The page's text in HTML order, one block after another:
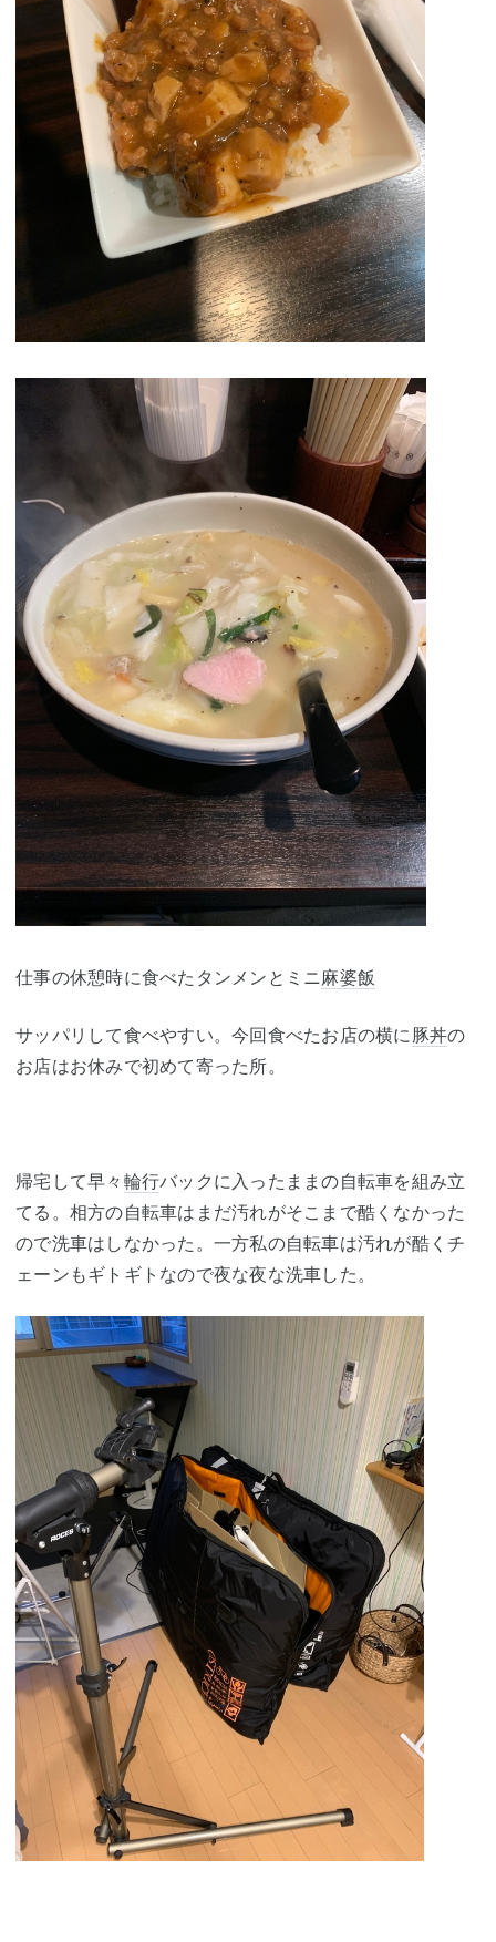
仕事の休憩時に食べたタンメンとミニ麻婆飯
サッパリして食べやすい。今回食べたお店の横に 豚丼の
お店はお休みで初めて寄った所。
帰宅して早々 輪行バックに入ったままの自転車を組み立
てる。相方の自転車はまだ汚れがそこまで酷くなかった
ので洗車はしなかった。一方私の自転車は汚れが酷くチ
ェーンもギトギトなので夜な夜な洗車した。